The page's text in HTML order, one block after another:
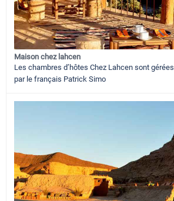
Maison chez lahcen
Les chambres d’hôtes Chez Lahcen sont
par le français Patrick Simo